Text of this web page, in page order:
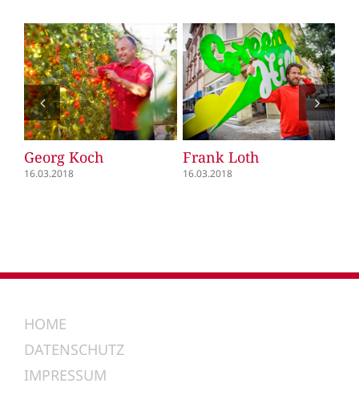
Georg Koch
16.03.2018
Frank Loth
16.03.2018
HOME
DATENSCHUTZ
IMPRESSUM